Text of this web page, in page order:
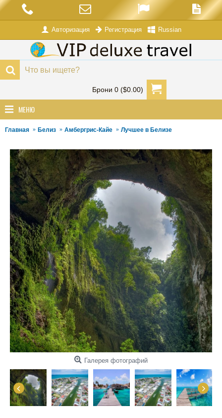
Авторизация Регистрация Russian
Брони 0 ($0.00)
МЕНЮ
Главная Белиз Амбергрис-Кайе Лучшее в Белизе
Галерея фотографий